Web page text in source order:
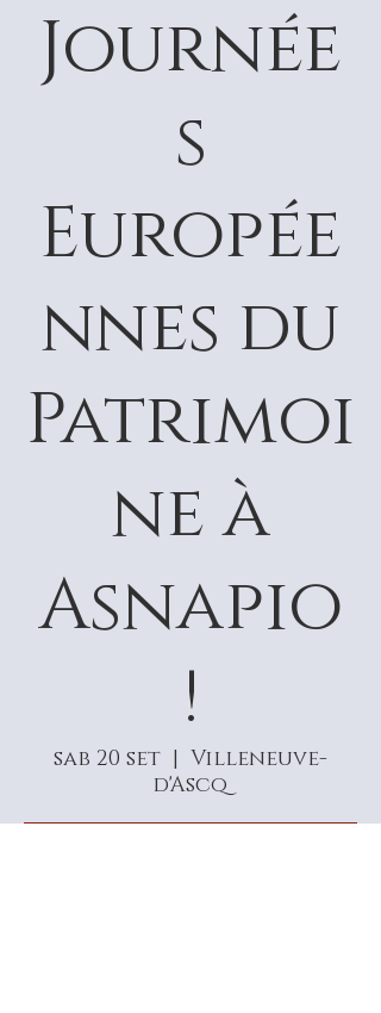
Journée
s
Europée
nnes du
Patrimoi
ne à
Asnapio
!
sab 20 set
  |
Villeneuve-
d'Ascq